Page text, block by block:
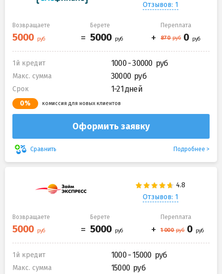
Отзывов: 1
Возвращаете Берете Переплата
1й кредит 1000 - 30000
Макс. сумма 30000
Срок 1-21 дней
0% комиссия для новых клиентов
Оформить заявку
Сравнить Подробнее
Отзывов: 1
Возвращаете Берете Переплата
1й кредит 1000 - 15000
Макс. сумма 15000